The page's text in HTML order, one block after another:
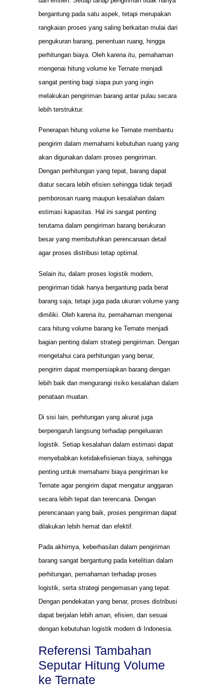
bergantung pada satu aspek, tetapi merupakan
rangkaian proses yang saling berkaitan mulai dari
pengukuran barang, penentuan ruang, hingga
perhitungan biaya. Oleh karena itu, pemahaman
mengenai hitung volume ke Ternate menjadi
sangat penting bagi siapa pun yang ingin
melakukan pengiriman barang antar pulau secara
lebih terstruktur.
Penerapan hitung volume ke Ternate membantu
pengirim dalam memahami kebutuhan ruang yang
akan digunakan dalam proses pengiriman.
Dengan perhitungan yang tepat, barang dapat
diatur secara lebih efisien sehingga tidak terjadi
pemborosan ruang maupun kesalahan dalam
estimasi kapasitas. Hal ini sangat penting
terutama dalam pengiriman barang berukuran
besar yang membutuhkan perencanaan detail
agar proses distribusi tetap optimal.
Selain itu, dalam proses logistik modern,
pengiriman tidak hanya bergantung pada berat
barang saja, tetapi juga pada ukuran volume yang
dimiliki. Oleh karena itu, pemahaman mengenai
cara hitung volume barang ke Ternate menjadi
bagian penting dalam strategi pengiriman. Dengan
mengetahui cara perhitungan yang benar,
pengirim dapat mempersiapkan barang dengan
lebih baik dan mengurangi risiko kesalahan dalam
penataan muatan.
Di sisi lain, perhitungan yang akurat juga
berpengaruh langsung terhadap pengeluaran
logistik. Setiap kesalahan dalam estimasi dapat
menyebabkan ketidakefisienan biaya, sehingga
penting untuk memahami biaya pengiriman ke
Ternate agar pengirim dapat mengatur anggaran
secara lebih tepat dan terencana. Dengan
perencanaan yang baik, proses pengiriman dapat
dilakukan lebih hemat dan efektif.
Pada akhirnya, keberhasilan dalam pengiriman
barang sangat bergantung pada ketelitian dalam
perhitungan, pemahaman terhadap proses
logistik, serta strategi pengemasan yang tepat.
Dengan pendekatan yang benar, proses distribusi
dapat berjalan lebih aman, efisien, dan sesuai
dengan kebutuhan logistik modern di Indonesia.
Referensi Tambahan
Seputar Hitung Volume
ke Ternate